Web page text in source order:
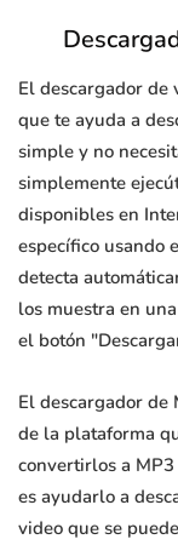
El descargador de
que te ayuda a
simple y no
simplemente
disponibles en
específico usando
detecta
los muestra en
el botón
El descargador
de la plataforma
convertirlos a
es ayudarlo a
video que se